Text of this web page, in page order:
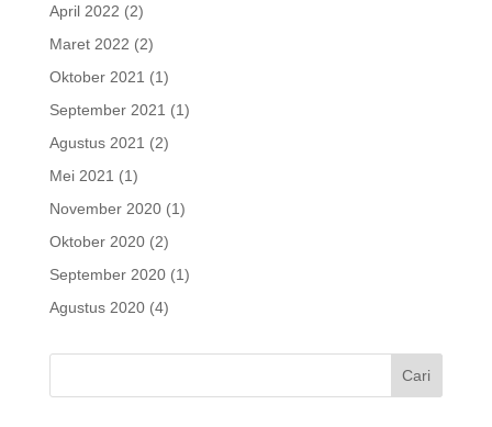
April 2022 (2)
Maret 2022 (2)
Oktober 2021 (1)
September 2021 (1)
Agustus 2021 (2)
Mei 2021 (1)
November 2020(1)
Oktober 2020(2)
September 2020(1)
Agustus 2020(4)